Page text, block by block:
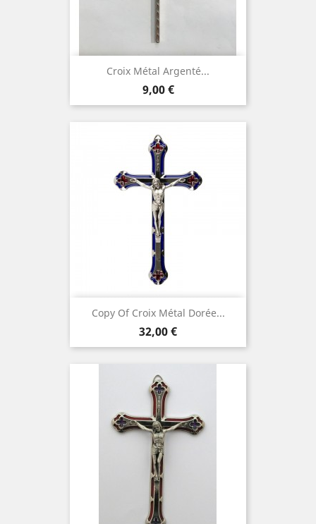
Croix Métal Argenté...
Prix
9,00 €
Copy Of Croix Métal Dorée...
Prix
32,00 €